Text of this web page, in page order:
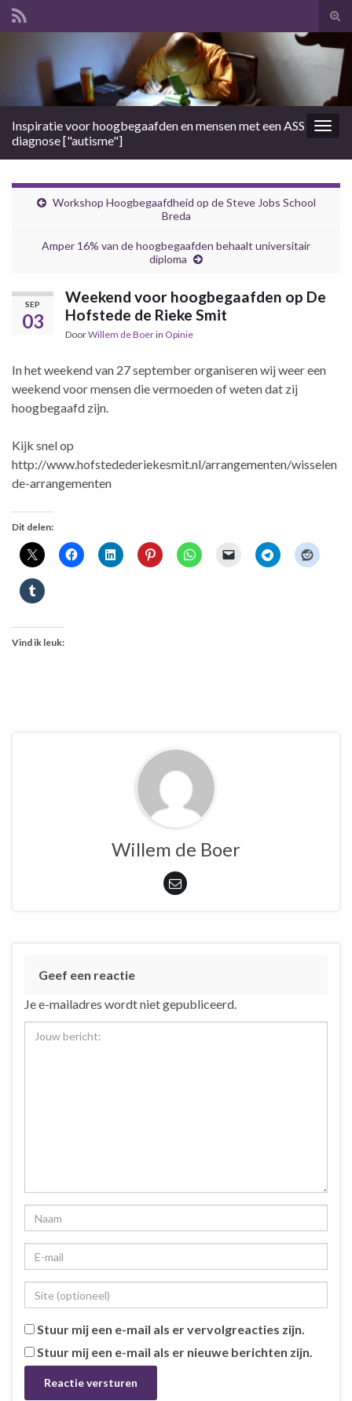
Search for:
Inspiratie voor hoogbegaafden en mensen met een ASS
diagnose ["autisme"]
Workshop Hoogbegaafdheid op de Steve Jobs School
Breda
Amper 16% van de hoogbegaafden behaalt universitair
diploma
SEP
03
Weekend voor hoogbegaafden op De
Hofstede de Rieke Smit
DoorWillem de Boerin Opinie
In het weekend van 27 september organiseren wij weer een
weekend voor mensen die vermoeden of weten dat zij
hoogbegaafd zijn.
Kijk snel op
http://www.hofstedederiekesmit.nl/arrangementen/wisselen
de-arrangementen
Dit delen:
Vind ik leuk:
Willem de Boer
Geef een reactie
Je e-mailadres wordt niet gepubliceerd.
Stuur mij een e-mail als er vervolgreacties zijn.
Stuur mij een e-mail als er nieuwe berichten zijn.